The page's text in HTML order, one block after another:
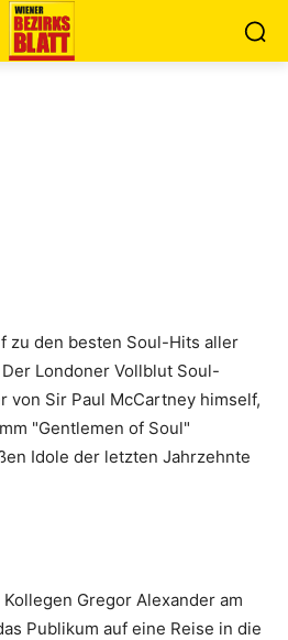
zu den besten Soul-Hits aller
Londoner Vollblut Soul-
von Sir Paul McCartney himself,
"Gentlemen of Soul"
Idole der letzten Jahrzehnte
Gregor Alexander am
Publikum auf eine Reise in die